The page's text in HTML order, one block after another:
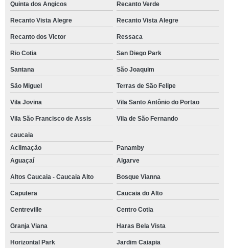
Quinta dos Angicos Recanto Verde
Recanto Vista Alegre Recanto Vista Alegre
Recanto dos Victor Ressaca
Rio Cotia San Diego Park
Santana São Joaquim
São Miguel Terras de São Felipe
Vila Jovina Vila Santo Antônio do Portao
Vila São Francisco de Assis Vila de São Fernando
caucaia
Aclimação
Panamby
Aguaçaí
Algarve
Altos Caucaia - Caucaia Alto Bosque Vianna
Caputera Caucaia do Alto
Centreville Centro Cotia
Granja Viana Haras Bela Vista
Horizontal Park Jardim Caiapia